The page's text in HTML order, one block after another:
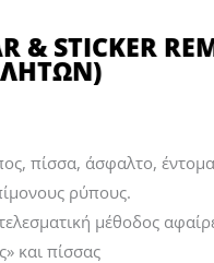
& STICKER
πίσσα, άσφαλτο,
ρύπους.
μέθοδος
και πίσσας